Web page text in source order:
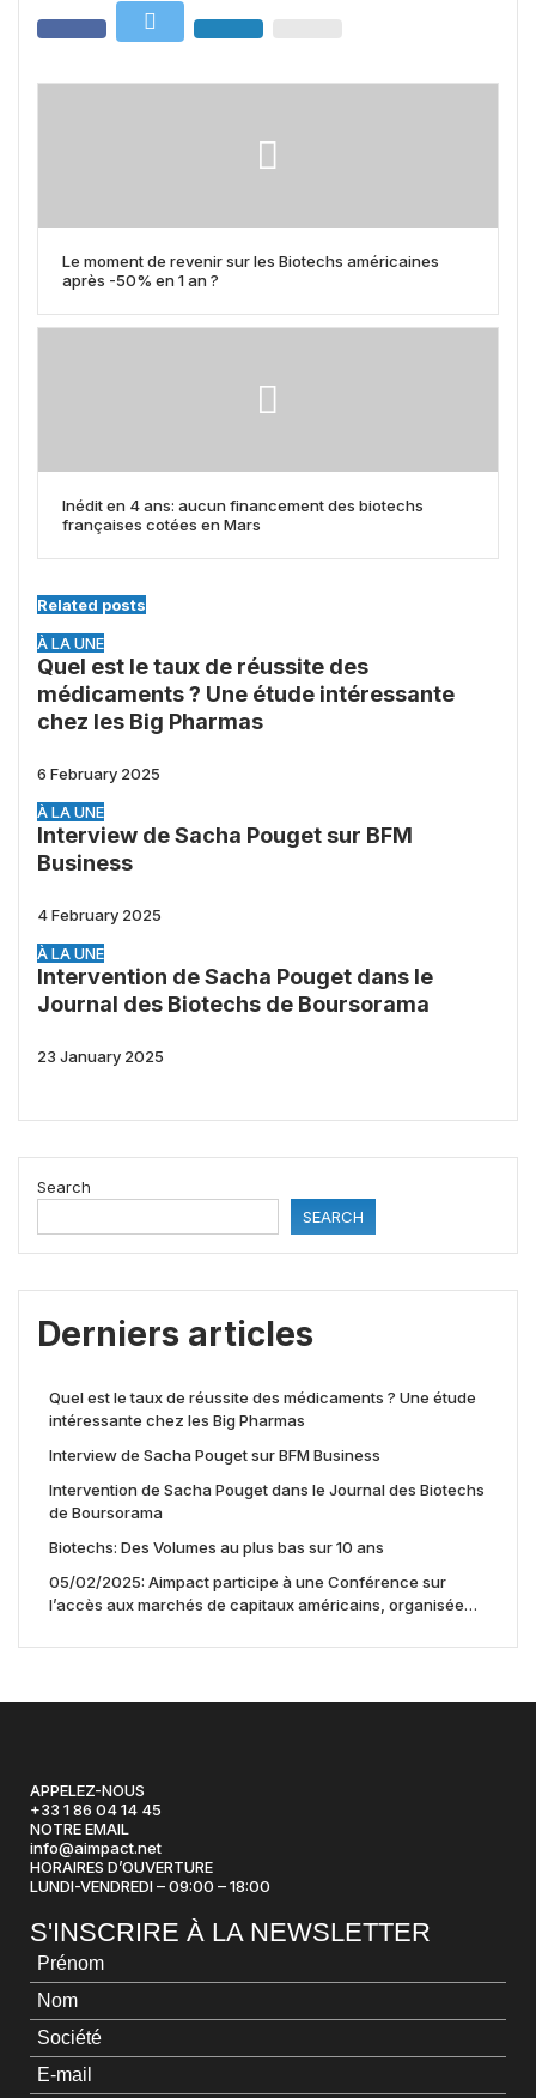
Le moment de revenir sur les Biotechs américaines
après -50% en 1 an ?
Inédit en 4 ans: aucun financement des biotechs
françaises cotées en Mars
Related posts
À LA UNE
Quel est le taux de réussite des
médicaments ? Une étude intéressante
chez les Big Pharmas
6 February 2025
À LA UNE
Interview de Sacha Pouget sur BFM
Business
4 February 2025
À LA UNE
Intervention de Sacha Pouget dans le
Journal des Biotechs de Boursorama
23 January 2025
Search
SEARCH
Derniers articles
Quel est le taux de réussite des médicaments ? Une étude
intéressante chez les Big Pharmas
Interview de Sacha Pouget sur BFM Business
Intervention de Sacha Pouget dans le Journal des Biotechs
de Boursorama
Biotechs: Des Volumes au plus bas sur 10 ans
05/02/2025: Aimpact participe à une Conférence sur
l’accès aux marchés de capitaux américains, organisée
APPELEZ-NOUS
+33 1 86 04 14 45
NOTRE EMAIL
info@aimpact.net
HORAIRES D’OUVERTURE
LUNDI-VENDREDI – 09:00 – 18:00
S'INSCRIRE À LA NEWSLETTER